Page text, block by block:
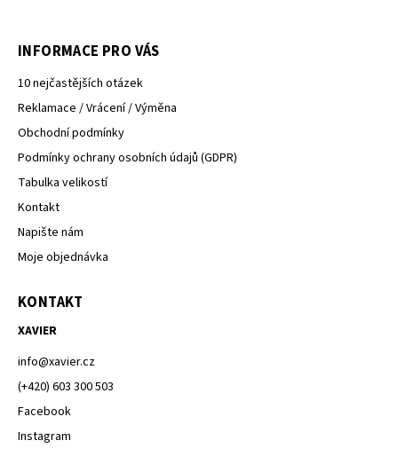
INFORMACE PRO VÁS
10 nejčastějších otázek
Reklamace / Vrácení / Výměna
Obchodní podmínky
Podmínky ochrany osobních údajů (GDPR)
Tabulka velikostí
Kontakt
Napište nám
Moje objednávka
KONTAKT
XAVIER
info@xavier.cz
(+420) 603 300 503
Facebook
Instagram